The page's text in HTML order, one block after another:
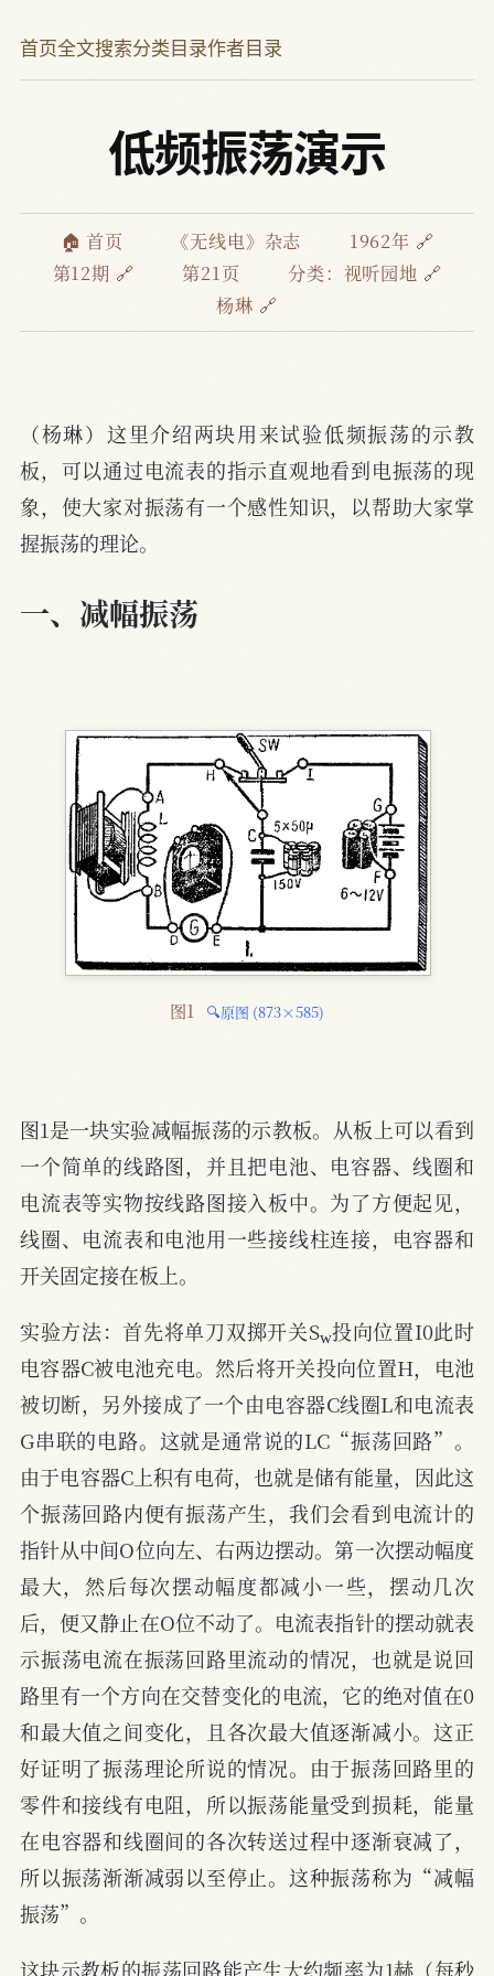
首页全文搜索分类目录作者目录
低频振荡演示
🏠 首页 《无线电》杂志
1962年 🔗
第12期 🔗
第21页 分类： 视听园地 🔗
杨琳 🔗
（杨琳）这里介绍两块用来试验低频振荡的示教
板，可以通过电流表的指示直观地看到电振荡的现
象，使大家对振荡有一个感性知识，以帮助大家掌
握振荡的理论。
一、减幅振荡
图1 🔍原图 (873×585)
图1是一块实验减幅振荡的示教板。从板上可以看到
一个简单的线路图，并且把电池、电容器、线圈和
电流表等实物按线路图接入板中。为了方便起见，
线圈、电流表和电池用一些接线柱连接，电容器和
开关固定接在板上。
实验方法：首先将单刀双掷开关S w
投向位置I0此时
电容器C被电池充电。然后将开关投向位置H，电池
被切断，另外接成了一个由电容器C线圈L和电流表
G串联的电路。这就是通常说的LC“振荡回路”。
由于电容器C上积有电荷，也就是储有能量，因此这
个振荡回路内便有振荡产生，我们会看到电流计的
指针从中间O位向左、右两边摆动。第一次摆动幅度
最大，然后每次摆动幅度都减小一些，摆动几次
后，便又静止在O位不动了。电流表指针的摆动就表
示振荡电流在振荡回路里流动的情况，也就是说回
路里有一个方向在交替变化的电流，它的绝对值在0
和最大值之间变化，且各次最大值逐渐减小。这正
好证明了振荡理论所说的情况。由于振荡回路里的
零件和接线有电阻，所以振荡能量受到损耗，能量
在电容器和线圈间的各次转送过程中逐渐衰减了，
所以振荡渐渐减弱以至停止。这种振荡称为“减幅
振荡”。
这块示教板的振荡回路能产生大约频率为1赫（每秒